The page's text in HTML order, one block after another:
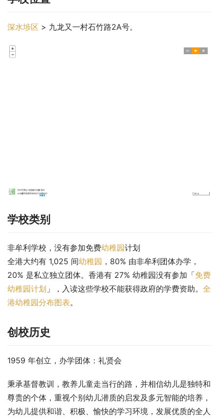
深水埗区 > 九龙又一村石竹路2A号。
学校类别
非牟利学校，没有参加免费幼稚园计划
全港大约有 1,025 间幼稚园 ，80% 由非牟利团体办学，
20% 是私立独立团体。香港有 27% 幼稚园没有参加「免费
幼稚园计划 」，入读这些学校不能获得政府的学费资助。 全
港幼稚园分布图表。
创校历史
1959 年创立，办学团体：礼贤会
秉承基督教训，教养儿童走当行的路，并相信幼儿是独特和
尊贵的个体，重视个别幼儿潜质的启发及多元智能的培养，
为幼儿提供和谐、积极、愉快的学习环境，发展优质的全人